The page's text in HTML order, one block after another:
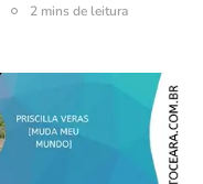
2 mins de leitura